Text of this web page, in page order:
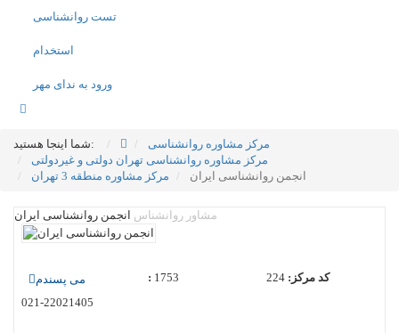
تست روانشناسی
استخدام
ورود به ندای مهر
شما اینجا هستید:
مرکز مشاوره روانشناسی
مرکز مشاوره روانشناسی تهران دولتی و غیردولتی
مرکز مشاوره منطقه 3 تهران
انجمن روانشناسی ایران
مشاور روانشناس
کد مرکز: 224
: 1753
می پسندم
021-22021405